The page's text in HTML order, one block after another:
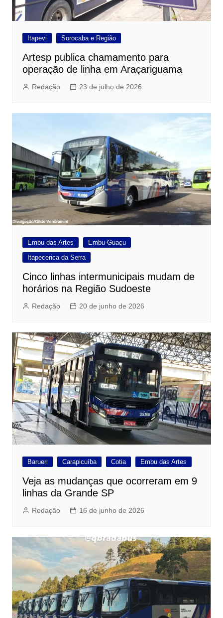
Itapevi Sorocaba e Região
Artesp publica chamamento para
operação de linha em Araçariguama
Redação 23 de julho de 2026
Embu das Artes
Embu-Guaçu
Itapecerica da Serra
Cinco linhas intermunicipais mudam de
horários na Região Sudoeste
Redação 20 de junho de 2026
Barueri Carapicuíba Cotia Embu das Artes
Veja as mudanças que ocorreram em 9
linhas da Grande SP
Redação 16 de junho de 2026